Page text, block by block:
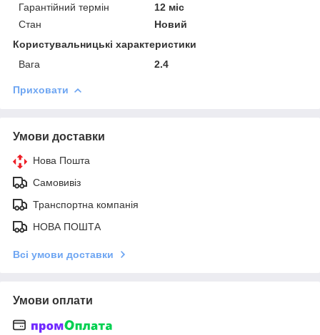
Гарантійний термін
12 міс
Стан
Новий
Користувальницькі характеристики
Вага
2.4
Приховати
Умови доставки
Нова Пошта
Самовивіз
Транспортна компанія
НОВА ПОШТА
Всі умови доставки
Умови оплати